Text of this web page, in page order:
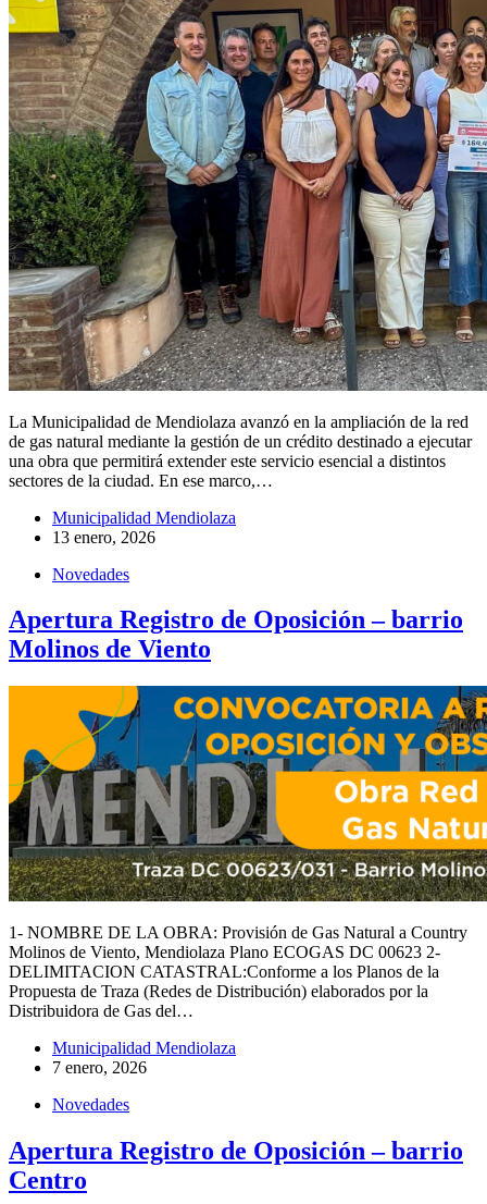
La Municipalidad de Mendiolaza avanzó en la ampliación de la red
de gas natural mediante la gestión de un crédito destinado a ejecutar
una obra que permitirá extender este servicio esencial a distintos
sectores de la ciudad. En ese marco,…
Municipalidad Mendiolaza
13 enero, 2026
Novedades
Apertura Registro de Oposición – barrio
Molinos de Viento
1- NOMBRE DE LA OBRA: Provisión de Gas Natural a Country
Molinos de Viento, Mendiolaza Plano ECOGAS DC 00623 2-
DELIMITACION CATASTRAL:Conforme a los Planos de la
Propuesta de Traza (Redes de Distribución) elaborados por la
Distribuidora de Gas del…
Municipalidad Mendiolaza
7 enero, 2026
Novedades
Apertura Registro de Oposición – barrio
Centro